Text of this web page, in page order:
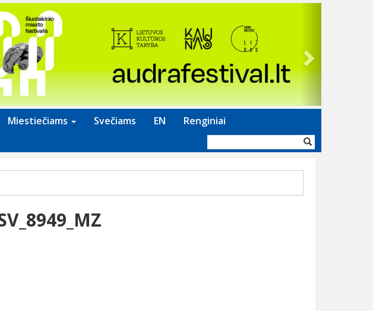
Miestiečiams Svečiams EN Renginiai
forma